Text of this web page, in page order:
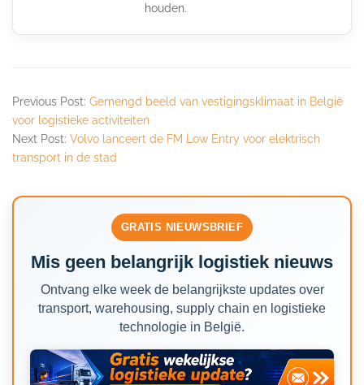
houden.
Previous Post: Gemengd beeld van vestigingsklimaat in België
voor logistieke activiteiten
Next Post: Volvo lanceert de FM Low Entry voor elektrisch
transport in de stad
GRATIS NIEUWSBRIEF
Mis geen belangrijk logistiek nieuws
Ontvang elke week de belangrijkste updates over
transport, warehousing, supply chain en logistieke
technologie in België.